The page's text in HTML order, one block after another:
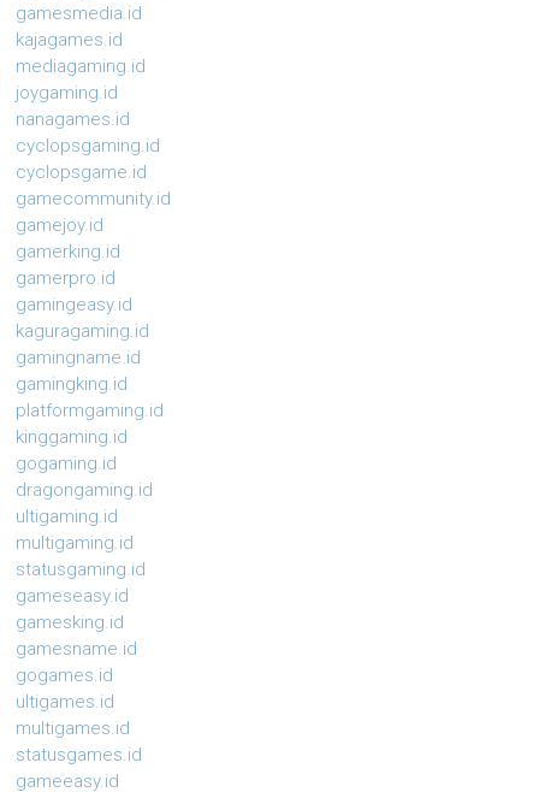
gamesmedia.id
kajagames.id
mediagaming.id
joygaming.id
nanagames.id
cyclopsgaming.id
cyclopsgame.id
gamecommunity.id
gamejoy.id
gamerking.id
gamerpro.id
gamingeasy.id
kaguragaming.id
gamingname.id
gamingking.id
platformgaming.id
kinggaming.id
gogaming.id
dragongaming.id
ultigaming.id
multigaming.id
statusgaming.id
gameseasy.id
gamesking.id
gamesname.id
gogames.id
ultigames.id
multigames.id
statusgames.id
gameeasy.id